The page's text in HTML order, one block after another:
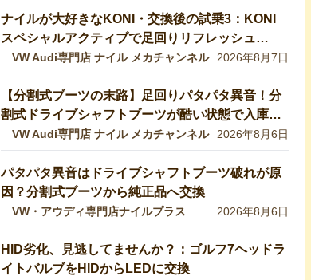
ナイルが大好きなKONI・交換後の試乗3：KONI
スペシャルアクティブで足回りリフレッシュ
【VW修理・メンテ】
VW Audi専門店 ナイル メカチャンネル 2026年8月7日
【分割式ブーツの末路】足回りパタパタ異音！分
割式ドライブシャフトブーツが酷い状態で入庫し
ました！純正ブーツに交換修理します【VW 9Nポ
ロ】
VW Audi専門店 ナイル メカチャンネル 2026年8月6日
パタパタ異音はドライブシャフトブーツ破れが原
因？分割式ブーツから純正品へ交換
VW・アウディ専門店ナイルプラス 2026年8月6日
HID劣化、見逃してませんか？：ゴルフ7ヘッドラ
イトバルブをHIDからLEDに交換